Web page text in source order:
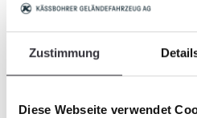
Zustimmung
Diese Webseite verwendet
schnelle Unterstützung.
Karibik reisen, freuen
herrlich türkises Wasser
Algenteppiche, die